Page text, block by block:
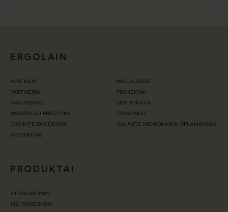
ERGOLAIN
APIE MUS
PASLAUGOS
PARTNERIAI
PROJEKTAI
NAUJIENOS
SERTIFIKATAI
MEDŽIAGŲ PRIEŽIŪRA
TVARUMAS
GAUKITE PASIŪLYMĄ
GAUKITE NEMOKAMĄ IŠPLANAVIMĄ
KONTAKTAI
PRODUKTAI
ATSISIUNTIMAI
VISI PRODUKTAI